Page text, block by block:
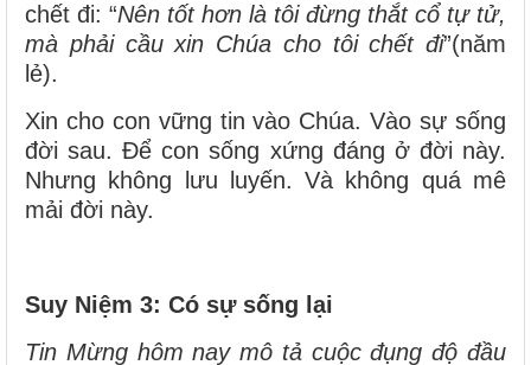
chết đi: “Nên tốt hơn là tôi đừng thắt cổ tự tử,
mà phải cầu xin Chúa cho tôi chết đi”(năm
lẻ).
Xin cho con vững tin vào Chúa. Vào sự sống
đời sau. Để con sống xứng đáng ở đời này.
Nhưng không lưu luyến. Và không quá mê
mải đời này.
Suy Niệm 3: Có sự sống lại
Tin Mừng hôm nay mô tả cuộc đụng độ đầu